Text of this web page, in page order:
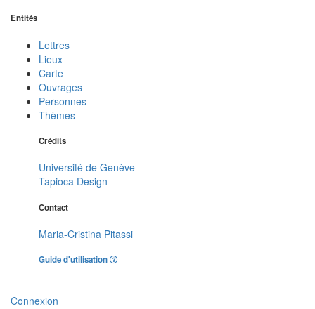
Entités
Lettres
Lieux
Carte
Ouvrages
Personnes
Thèmes
Crédits
Université de Genève
Tapioca Design
Contact
Maria-Cristina Pitassi
Guide d'utilisation
Connexion